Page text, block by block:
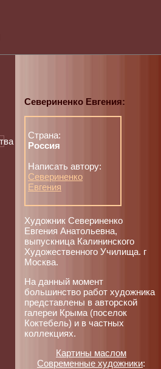
Севериненко Евгения:
Страна:
Россия
Написать автору:
Севериненко
Евгения
Художник Севериненко
Евгения Анатольевна,
выпускница Калининского
Художественного Училища. г
Москва.
На данный момент
большинство работ художника
представлены в авторской
галереи Крыма (поселок
Коктебель) и в частных
коллекциях.
Картины маслом
Современные художники: